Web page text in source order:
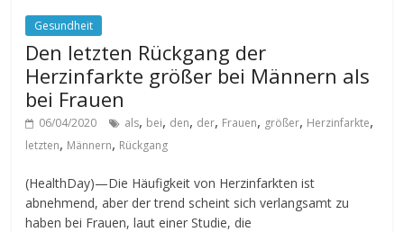
Gesundheit
Den letzten Rückgang der
Herzinfarkte größer bei Männern als
bei Frauen
06/04/2020 als, bei, den, der, Frauen, größer, Herzinfarkte,
letzten, Männern, Rückgang
(HealthDay)—Die Häufigkeit von Herzinfarkten ist
abnehmend, aber der trend scheint sich verlangsamt zu
haben bei Frauen, laut einer Studie, die